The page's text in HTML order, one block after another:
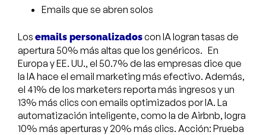
Emails que se abren solos
Los emails personalizadoscon IA logran tasas de
apertura 50% más altas que los genéricos. En
Europa y EE. UU., el 50.7% de las empresas dice que
la IA hace el email marketing más efectivo. Además,
el 41% de los marketers reporta más ingresos y un
13% más clics con emails optimizados por IA. La
automatización inteligente, como la de Airbnb, logra
10% más aperturas y 20% más clics. Acción: Prueba